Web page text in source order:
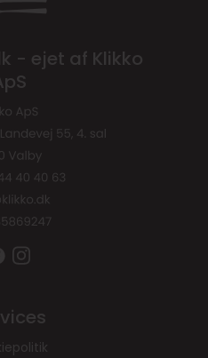
- ejet af Klikko